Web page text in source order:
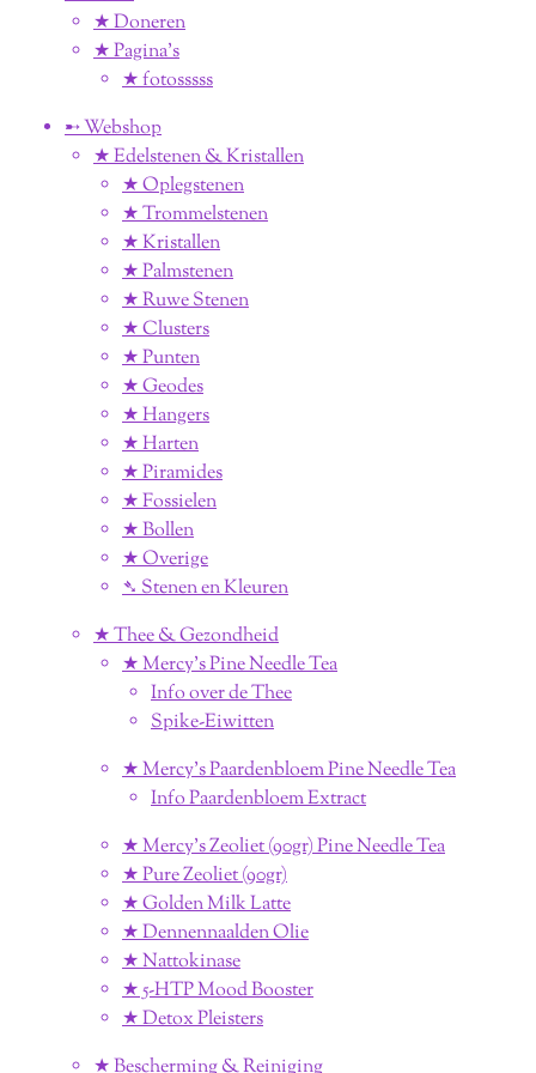
★ Doneren
★ Pagina’s
★ fotosssss
➸ Webshop
★ Edelstenen & Kristallen
★ Oplegstenen
★ Trommelstenen
★ Kristallen
★ Palmstenen
★ Ruwe Stenen
★ Clusters
★ Punten
★ Geodes
★ Hangers
★ Harten
★ Piramides
★ Fossielen
★ Bollen
★ Overige
➴ Stenen en Kleuren
★ Thee & Gezondheid
★ Mercy's Pine Needle Tea
Info over de Thee
Spike-Eiwitten
★ Mercy's Paardenbloem Pine Needle Tea
Info Paardenbloem Extract
★ Mercy's Zeoliet (90gr) Pine Needle Tea
★ Pure Zeoliet (90gr)
★ Golden Milk Latte
★ Dennennaalden Olie
★ Nattokinase
★ 5-HTP Mood Booster
★ Detox Pleisters